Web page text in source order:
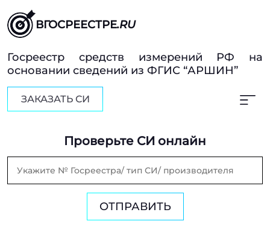
ВГОСРЕЕСТРЕ.RU
Госреестр средств измерений РФ на
основании сведений из ФГИС “АРШИН”
ЗАКАЗАТЬ СИ
Проверьте СИ онлайн
ОТПРАВИТЬ